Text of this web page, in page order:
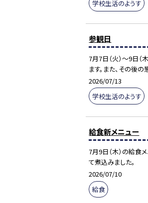
学校生活のようす
参観日
7月7日（火）～9日
ます。また、その後
2026/07/13
学校生活のようす
給食新メニュー
7月9日（木）の給食
て煮込みました。
2026/07/10
給食